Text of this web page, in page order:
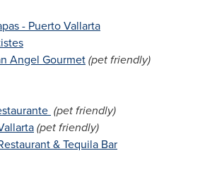
- Puerto Vallarta
Angel Gourmet(pet friendly)
(pet friendly)
(pet friendly)
&Tequila Bar